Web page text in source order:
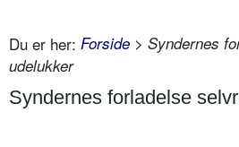
Du er her: Forside > Syndernes
udelukker
Syndernes forladelse